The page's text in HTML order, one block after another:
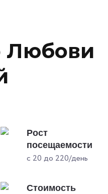
Любови
Рост
посещаемости
с 20 до 220/день
Стоимость